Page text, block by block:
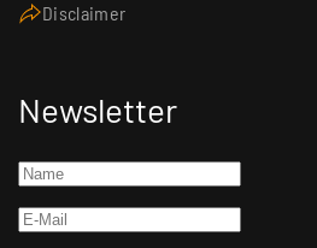
Disclaimer
Newsletter